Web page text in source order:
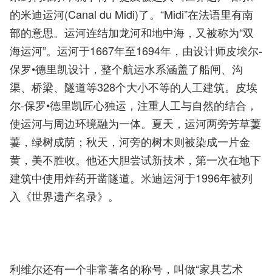
的米迪运河(Canal du Midi)了。“Midi”在法语里有南
部的意思。运河连结加龙河和地中海，又被称为“双
海运河”。运河于1667年至1694年，由设计师皮埃尔-
保罗•德里凯设计，整个航运水系涵盖了船闸、沟
渠、桥梁、隧道等328个大小不等的人工建筑。皮埃
尔-保罗•德里凯匠心独运，注重人工与自然的结合，
使运河与周边环境融为一体。夏天，运河两旁芳草萋
萋，绿树成荫；秋天，河旁的树木则被染成一片金
黄，美不胜收。他还大胆尝试新技术，第一次在地下
建筑中使用炸药开凿隧道。米迪运河于1996年被列
入《世界遗产名录》。
利维尔还有一个非常著名的称号，叫做“家具艺术